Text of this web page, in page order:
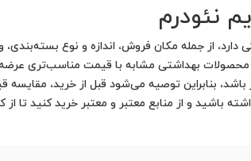
نئودرم
از جمله مکان فروش، اندازه و نوع
محصولات بهداشتی مشابه با قیمت مناسب‌تری
بنابراین توصیه می‌شود قبل از خرید، مقایسه
باشید و از منابع معتبر و معتبر خرید کنید تا